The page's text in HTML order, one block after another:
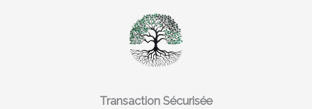
Transaction Sécurisée